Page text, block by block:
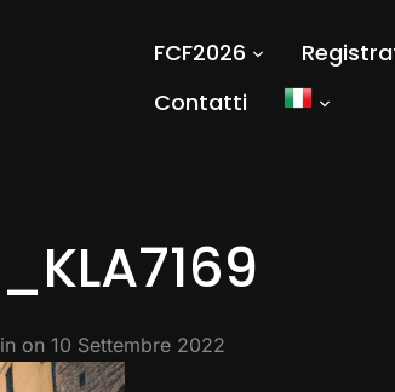
FCF2026
Contatti
_KLA7169
in on 10 Settembre 2022